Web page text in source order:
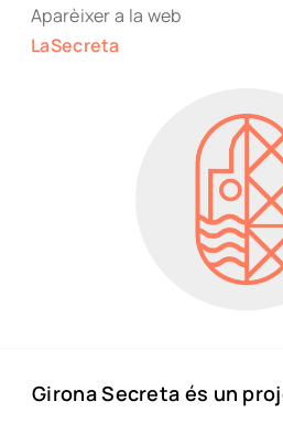
Aparèixer a la web
LaSecreta
Girona Secreta és un